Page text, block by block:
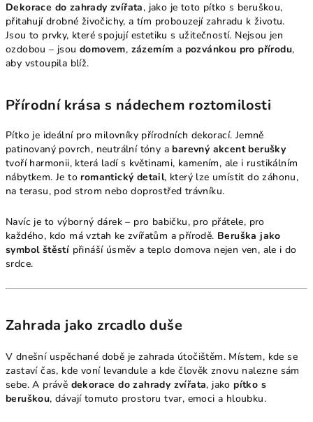
Dekorace do zahrady zvířata, jako je toto pítko s beruškou,
přitahují drobné živočichy, a tím probouzejí zahradu k životu.
Jsou to prvky, které spojují estetiku s užitečností. Nejsou jen
ozdobou – jsoudomovem, zázemím a pozvánkou pro přírodu,
aby vstoupila blíž.
Přírodní krása s nádechem roztomilosti
Pítko je ideální pro milovníky přírodních dekorací. Jemně
patinovaný povrch, neutrální tóny a barevný akcent berušky
tvoří harmonii, která ladí s květinami, kamením, ale i rustikálním
nábytkem. Je to romantický detail, který lze umístit do záhonu,
na terasu, pod strom nebo doprostřed trávníku.
Navíc je to výborný dárek – pro babičku, pro přátele, pro
každého, kdo má vztah ke zvířatům a přírodě. Beruška jako
symbol štěstí přináší úsměv a teplo domova nejen ven, ale i do
srdce.
Zahrada jako zrcadlo duše
V dnešní uspěchané době je zahrada útočištěm. Místem, kde se
zastaví čas, kde voní levandule a kde člověk znovu nalezne sám
sebe. A právě dekorace do zahrady zvířata, jako pítko s
beruškou, dávají tomuto prostoru tvar, emoci a hloubku.